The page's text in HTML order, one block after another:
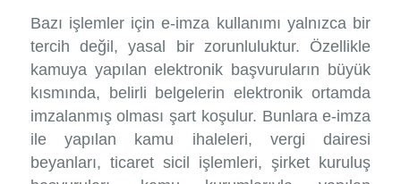
Bazı işlemler için e-imza kullanımı yalnızca bir
tercih değil, yasal bir zorunluluktur. Özellikle
kamuya yapılan elektronik başvuruların büyük
kısmında, belirli belgelerin elektronik ortamda
imzalanmış olması şart koşulur. Bunlara e-imza
ile yapılan kamu ihaleleri, vergi dairesi
beyanları, ticaret sicil işlemleri, şirket kuruluş